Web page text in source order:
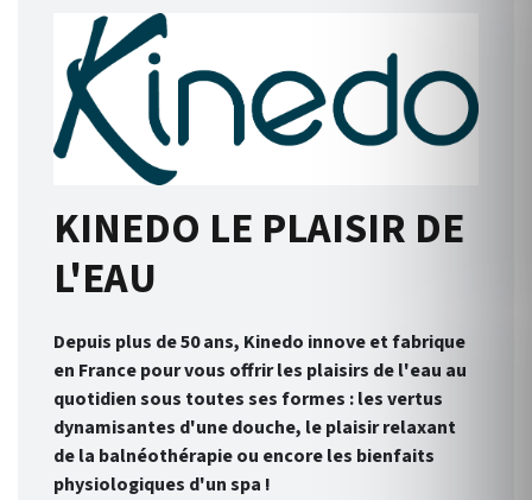
KINEDO LE PLAISIR DE
L'EAU
Depuis plus de 50 ans, Kinedo innove et fabrique
en France pour vous offrir les plaisirs de l'eau au
quotidien sous toutes ses formes : les vertus
dynamisantes d'une douche, le plaisir relaxant
de la balnéothérapie ou encore les bienfaits
physiologiques d'un spa !